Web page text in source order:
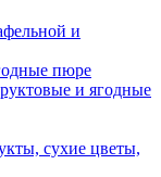
и
пюре
и ягодные
сухие цветы,